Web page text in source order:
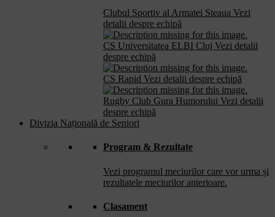
Clubul Sportiv al Armatei Steaua Vezi
detalii despre echipă
CS Universitatea ELBI Cluj Vezi detalii
despre echipă
CS Rapid Vezi detalii despre echipă
Rugby Club Gura Humorului Vezi detalii
despre echipă
Divizia Națională de Seniori
Program & Rezultate
Vezi programul meciurilor care vor urma și
rezultatele meciurilor anterioare.
Clasament